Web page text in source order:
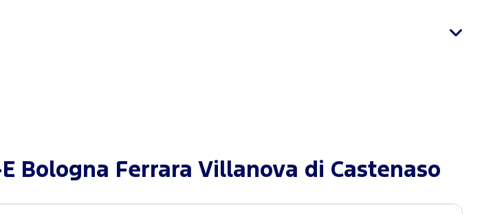
Bologna Ferrara Villanova di Castenaso